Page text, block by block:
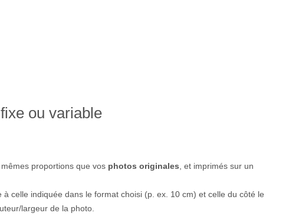
ou variable
proportions que vos photos originales, et imprimés sur un
celle indiquée dans le format choisi (p. ex. 10 cm) et celle du côté le
largeur de la photo.